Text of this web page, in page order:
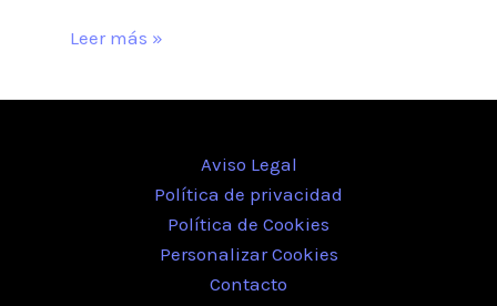
Leer más »
Aviso Legal
Política de privacidad
Política de Cookies
Personalizar Cookies
Contacto